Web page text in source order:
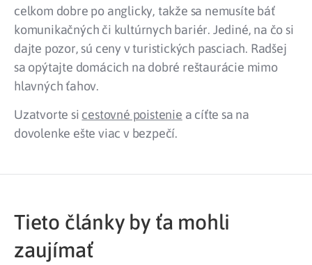
celkom dobre po anglicky, takže sa nemusíte báť
komunikačných či kultúrnych bariér. Jediné, na čo si
dajte pozor, sú ceny v turistických pasciach. Radšej
sa opýtajte domácich na dobré reštaurácie mimo
hlavných ťahov.
Uzatvorte si cestovné poistenie a cíťte sa na
dovolenke ešte viac v bezpečí.
Tieto články by ťa mohli
zaujímať